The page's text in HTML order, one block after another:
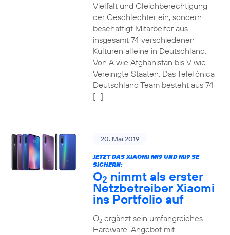
Vielfalt und Gleichberechtigung
der Geschlechter ein, sondern
beschäftigt Mitarbeiter aus
insgesamt 74 verschiedenen
Kulturen alleine in Deutschland.
Von A wie Afghanistan bis V wie
Vereinigte Staaten: Das Telefónica
Deutschland Team besteht aus 74
[…]
20. Mai 2019
JETZT DAS XIAOMI MI9 UND MI9 SE
SICHERN:
O2 nimmt als erster
Netzbetreiber Xiaomi
ins Portfolio auf
O2ergänzt sein umfangreiches
Hardware-Angebot mit